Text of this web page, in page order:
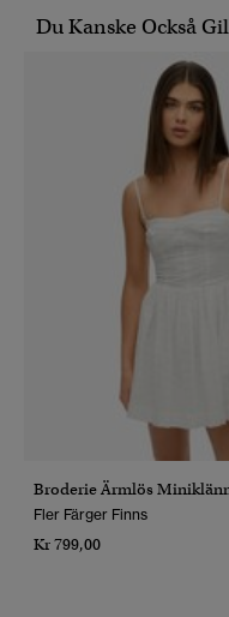
Du Kanske Också
Broderie Ärmlös
Fler Färger Finns
Kr 799,00